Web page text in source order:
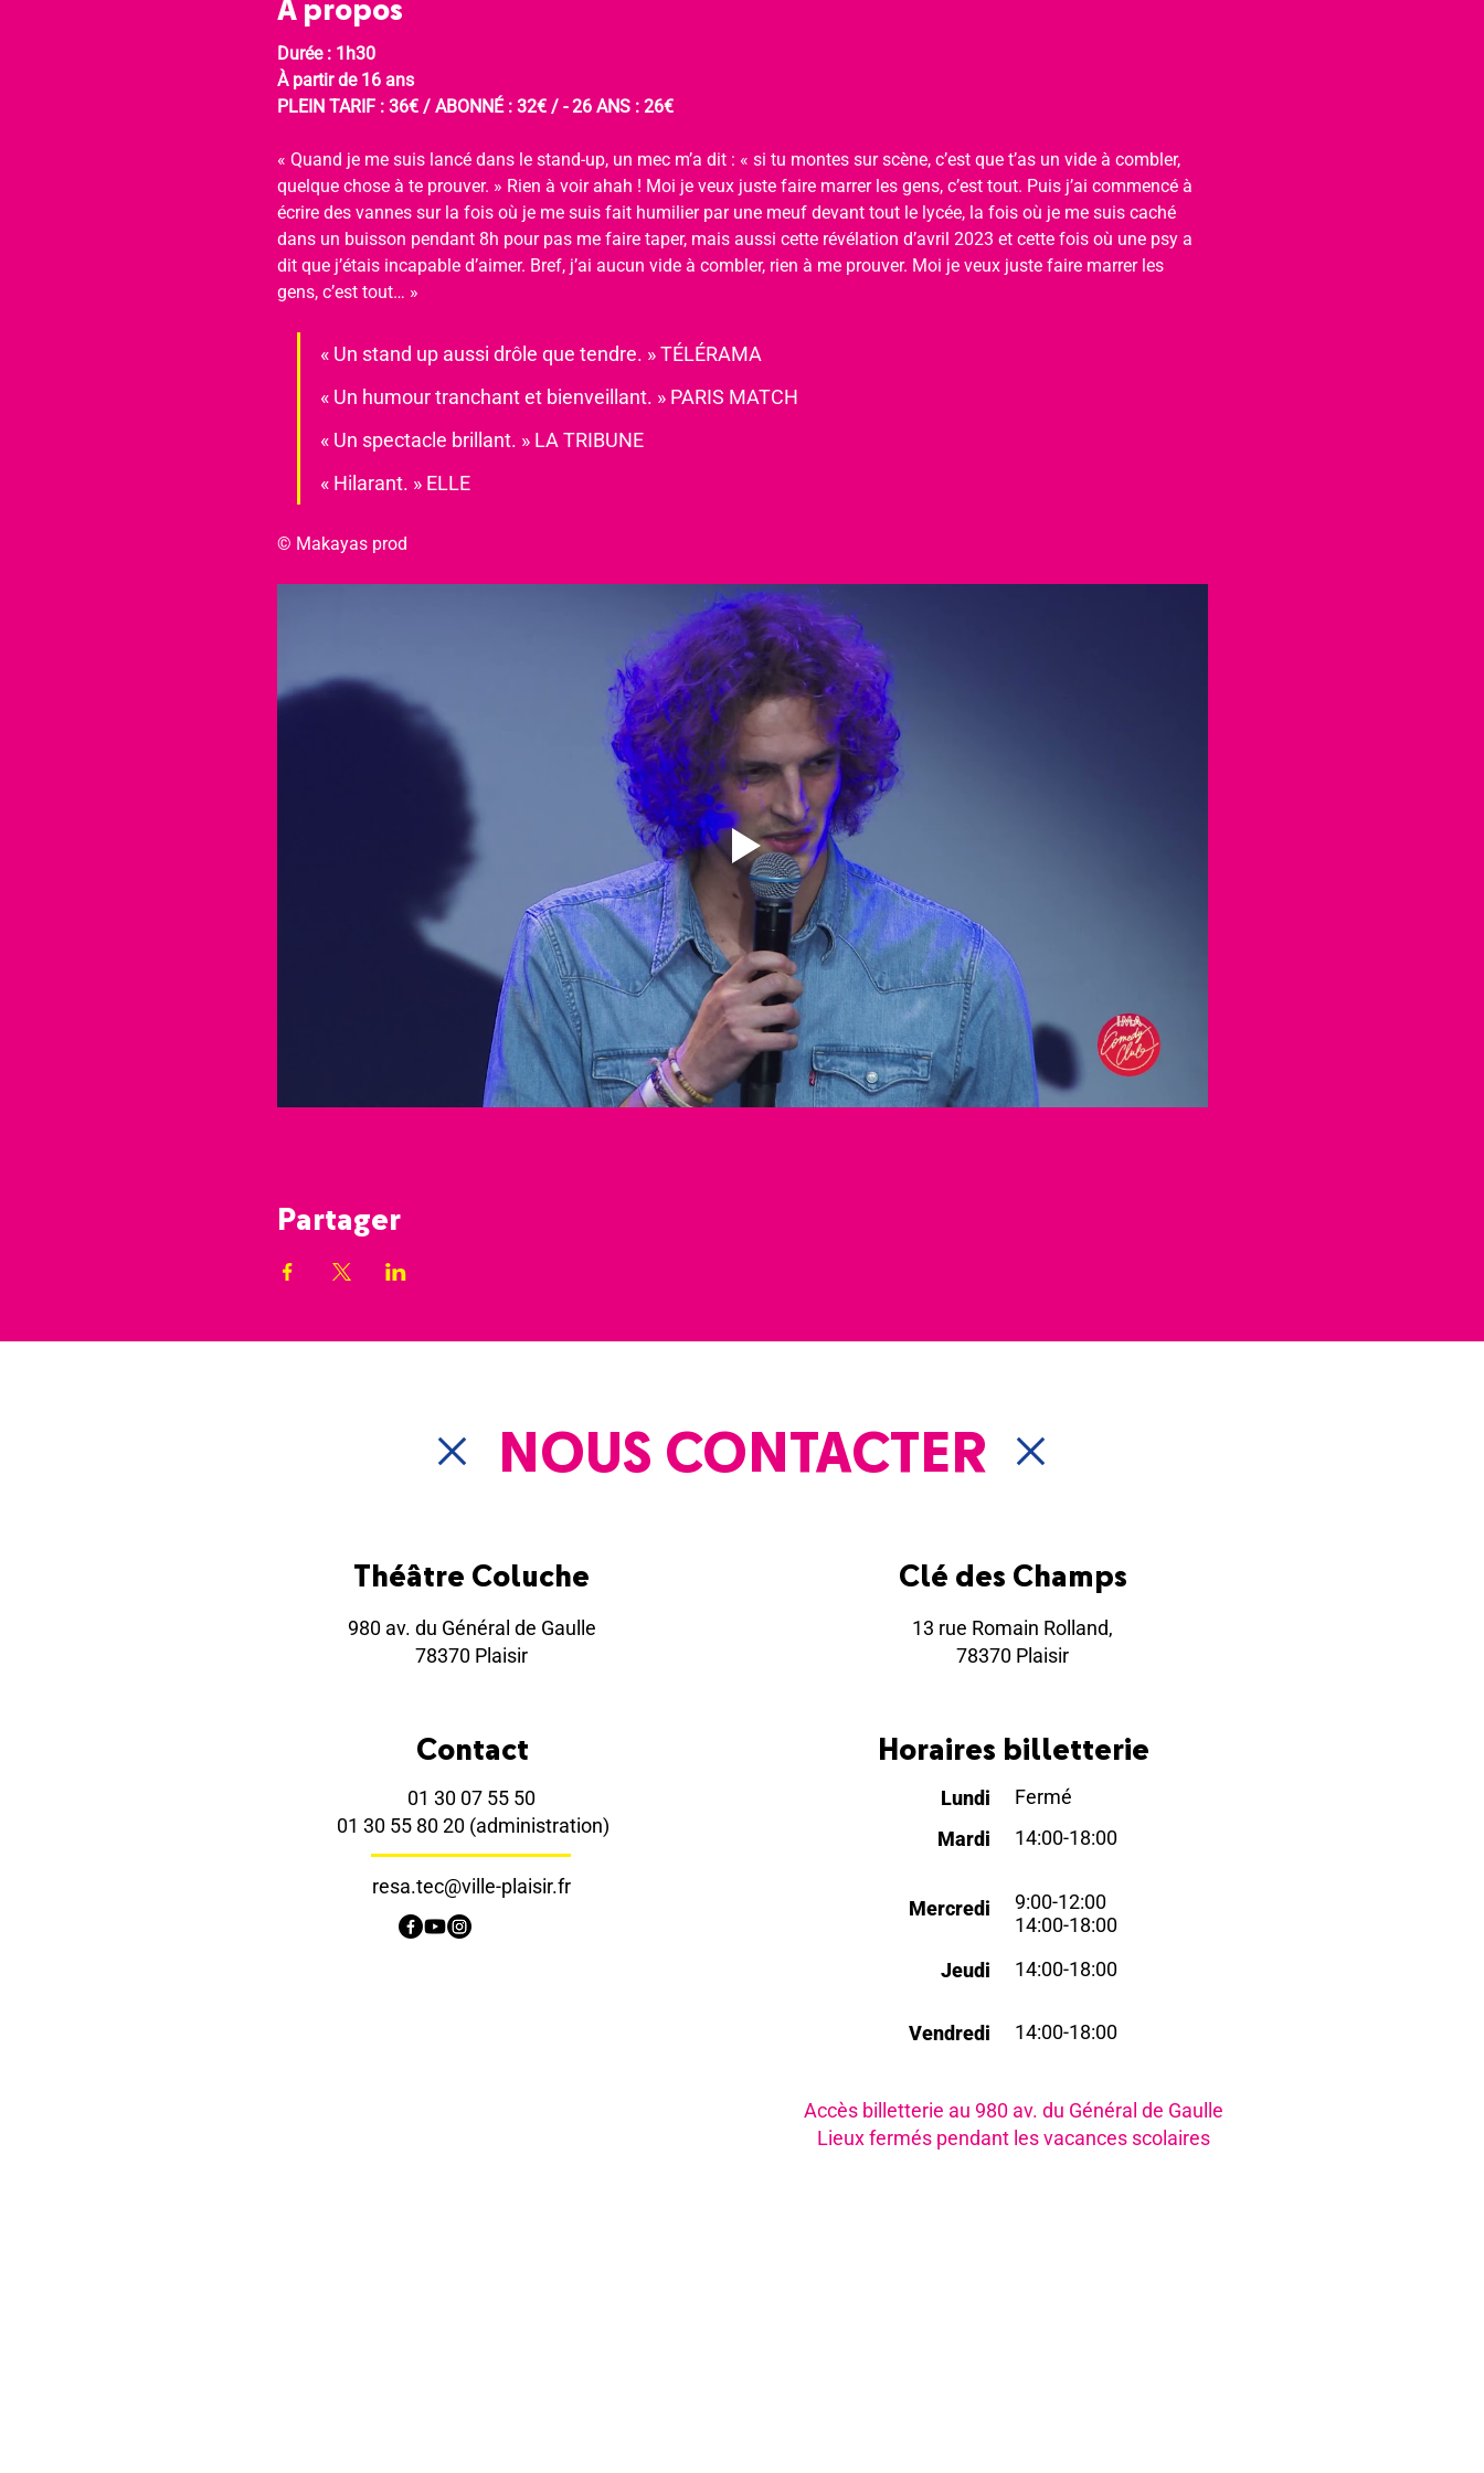
À propos
Durée : 1h30
À partir de 16 ans
PLEIN TARIF : 36€ / ABONNÉ : 32€ / - 26 ANS : 26€
« Quand je me suis lancé dans le stand-up, un mec m’a dit : « si tu montes sur scène, c’est que t’as un vide à combler,
quelque chose à te prouver. » Rien à voir ahah ! Moi je veux juste faire marrer les gens, c’est tout. Puis j’ai commencé à
écrire des vannes sur la fois où je me suis fait humilier par une meuf devant tout le lycée, la fois où je me suis caché
dans un buisson pendant 8h pour pas me faire taper, mais aussi cette révélation d’avril 2023 et cette fois où une psy a
dit que j’étais incapable d’aimer. Bref, j’ai aucun vide à combler, rien à me prouver. Moi je veux juste faire marrer les
gens, c’est tout… »
« Un stand up aussi drôle que tendre. » TÉLÉRAMA
« Un humour tranchant et bienveillant. » PARIS MATCH
« Un spectacle brillant. » LA TRIBUNE
« Hilarant. » ELLE
© Makayas prod
Partager
NOUS CONTACTER
Théâtre Coluche
980 av. du Général de Gaulle
78370 Plaisir
Clé des Champs
13 rue Romain Rolland,
78370 Plaisir
Contact
01 30 07 55 50
01 30 55 80 20 (administration)
resa.tec@ville-plaisir.fr
Horaires billetterie
Lundi
Mardi
Fermé
14:00-18:00
Mercredi
9:00-12:00
14:00-18:00
Jeudi
14:00-18:00
Vendredi 14:00-18:00
Accès billetterie au 980 av. du Général de Gaulle
Lieux fermés pendant les vacances scolaires